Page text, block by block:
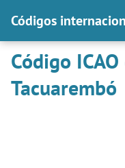
Códigos
Código
Tacuarembó